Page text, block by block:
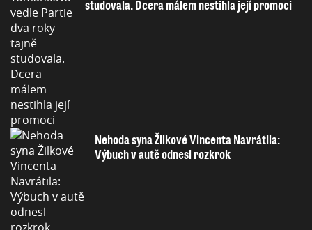
studovala. Dcera málem nestihla její promoci
Nehoda syna Žilkové Vincenta Navrátila:
Výbuch v autě odnesl rozkrok